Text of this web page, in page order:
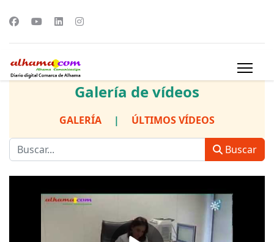
Galería de vídeos
GALERÍA | ÚLTIMOS VÍDEOS
Buscar